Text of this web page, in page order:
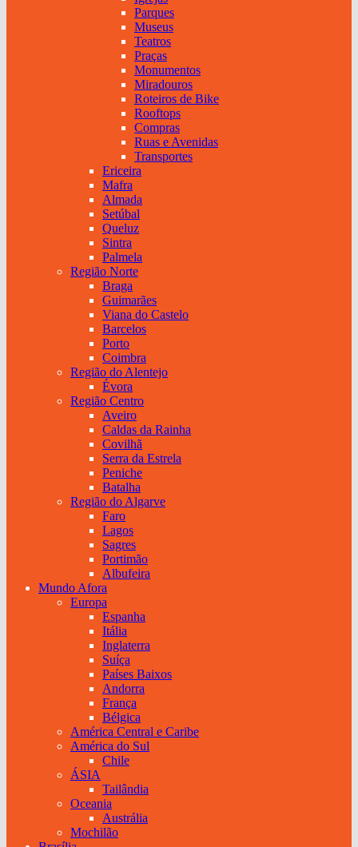
Parques
Museus
Teatros
Praças
Monumentos
Miradouros
Roteiros de Bike
Rooftops
Compras
Ruas e Avenidas
Transportes
Ericeira
Mafra
Almada
Setúbal
Queluz
Sintra
Palmela
Região Norte
Braga
Guimarães
Viana do Castelo
Barcelos
Porto
Coimbra
Região do Alentejo
Évora
Região Centro
Aveiro
Caldas da Rainha
Covilhã
Serra da Estrela
Peniche
Batalha
Região do Algarve
Faro
Lagos
Sagres
Portimão
Albufeira
Mundo Afora
Europa
Espanha
Itália
Inglaterra
Suíça
Países Baixos
Andorra
França
Bélgica
América Central e Caribe
América do Sul
Chile
ÁSIA
Tailândia
Oceania
Austrália
Mochilão